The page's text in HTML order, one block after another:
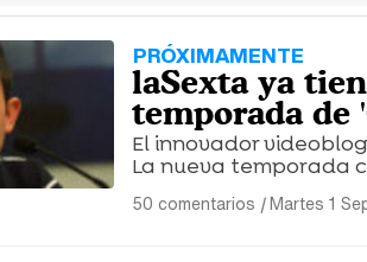
PRÓXIMAMENTE
laSexta ya
temporada de
El innovador
La nueva temporada
50 comentarios |Martes 1